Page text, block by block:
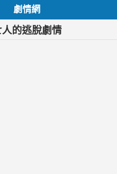
劇情網
人的逃脫劇情